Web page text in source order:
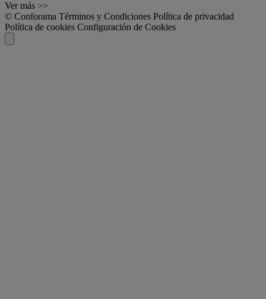
Ver más >>
© Conforama Términos y Condiciones Política de privacidad
Política de cookies Configuración de Cookies